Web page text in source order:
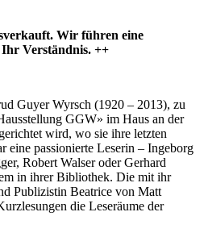
Wir führen eine
Verständnis. ++
Guyer Wyrsch (1920 – 2013), zu
GGW» im Haus an der
wird, wo sie ihre letzten
eine passionierte Leserin – Ingeborg
Robert Walser oder Gerhard
in ihrer Bibliothek. Die mit ihr
Publizistin Beatrice von Matt
die Leseräume der